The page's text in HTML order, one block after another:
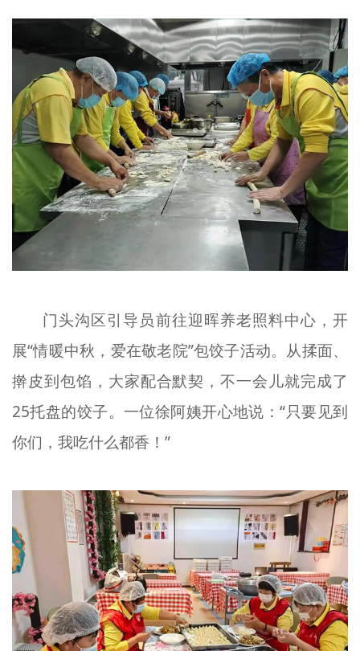
门头沟区引导员前往迎晖养老照料中心，开
展“情暖中秋，爱在敬老院”包饺子活动。从揉面、
擀皮到包馅，大家配合默契，不一会儿就完成了
25托盘的饺子。一位徐阿姨开心地说：“只要见到
你们，我吃什么都香！”